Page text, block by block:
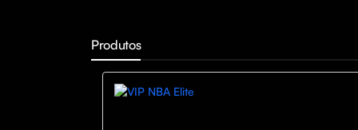
Produtos